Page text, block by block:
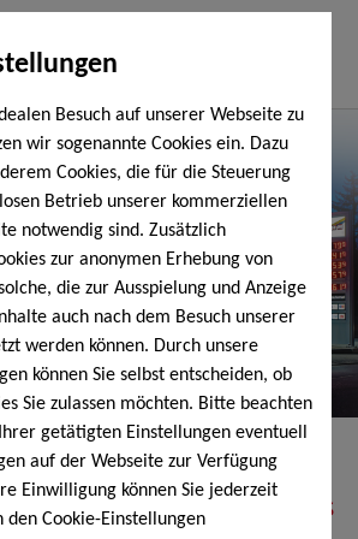
Besuch auf unserer Webseite zu
wir sogenannte Cookies ein. Dazu
Cookies, die für die Steuerung
Betrieb unserer kommerziellen
notwendig sind. Zusätzlich
zur anonymen Erhebung von
die zur Ausspielung und Anzeige
auch nach dem Besuch unserer
werden können. Durch unsere
können Sie selbst entscheiden, ob
Sie zulassen möchten. Bitte beachten
getätigten Einstellungen eventuell
auf der Webseite zur Verfügung
Einwilligung können Sie jederzeit
Cookie-Einstellungen
Schmierstoffe, Holzpellets